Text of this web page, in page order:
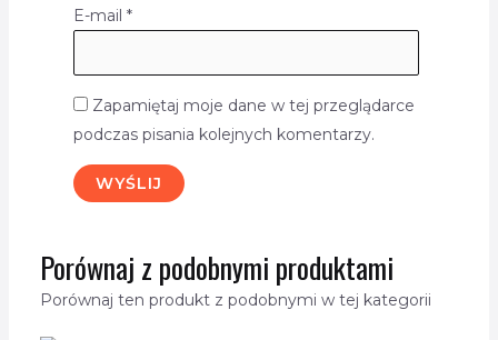
E-mail *
Zapamiętaj moje dane w tej przeglądarce
podczas pisania kolejnych komentarzy.
Porównaj z podobnymi produktami
Porównaj ten produkt z podobnymi w tej kategorii